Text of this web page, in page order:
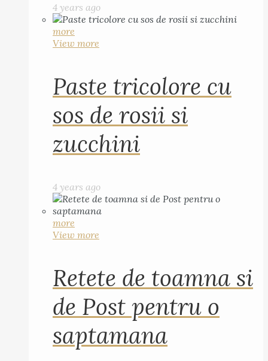
4 years ago
more
View more
Paste tricolore cu
sos de rosii si
zucchini
4 years ago
more
View more
Retete de toamna si
de Post pentru o
saptamana